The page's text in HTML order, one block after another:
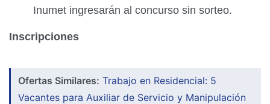
Inumet ingresarán al concurso sin sorteo.
Inscripciones
Ofertas Similares: Trabajo en Residencial: 5
Vacantes para Auxiliar de Servicio y Manipulación